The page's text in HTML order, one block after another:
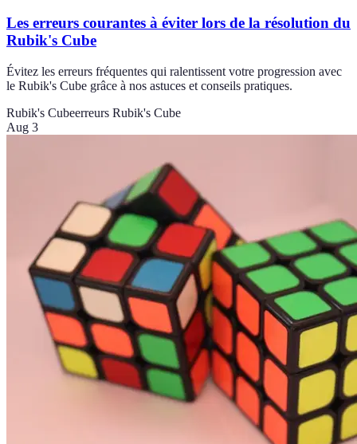
Les erreurs courantes à éviter lors de la résolution du
Rubik's Cube
Évitez les erreurs fréquentes qui ralentissent votre progression avec
le Rubik's Cube grâce à nos astuces et conseils pratiques.
Rubik's Cubeerreurs Rubik's Cube
Aug 3